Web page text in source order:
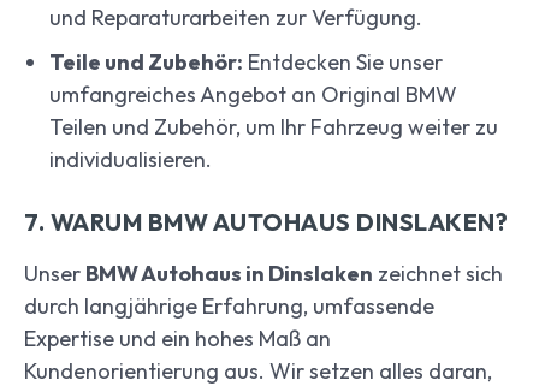
und Reparaturarbeiten zur Verfügung.
Teile und Zubehör: Entdecken Sie unser
umfangreiches Angebot an Original BMW
Teilen und Zubehör, um Ihr Fahrzeug weiter zu
individualisieren.
7. WARUM BMW AUTOHAUS DINSLAKEN?
Unser BMW Autohaus in Dinslaken zeichnet sich
durch langjährige Erfahrung, umfassende
Expertise und ein hohes Maß an
Kundenorientierung aus. Wir setzen alles daran,